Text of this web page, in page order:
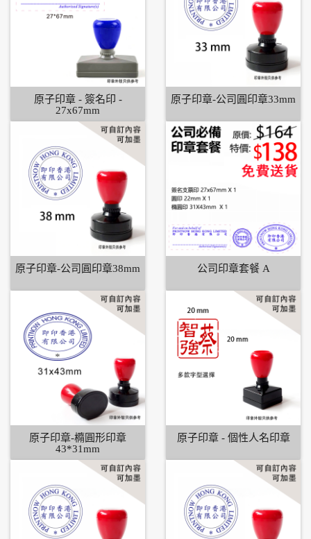
原子印章 - 簽名印 -
27x67mm
原子印章-公司圓印章33mm
原子印章-公司圓印章38mm 公司印章套餐 A
原子印章-橢圓形印章
43*31mm
原子印章 - 個性人名印章